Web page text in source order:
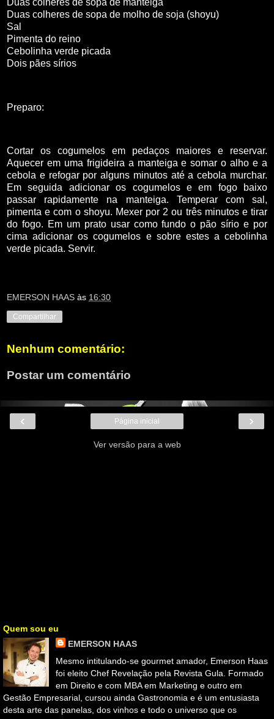
Duas colheres de sopa de manteiga
Duas colheres de sopa de molho de soja (shoyu)
Sal
Pimenta do reino
Cebolinha verde picada
Dois pães sírios
Preparo:
Cortar os cogumelos em pedaços maiores e reservar.
Aquecer em uma frigideira a manteiga e somar o alho e a
cebola e refogar por alguns minutos até a cebola murchar.
Em seguida adicionar os cogumelos e em fogo baixo
passar rapidamente na manteiga. Temperar com sal,
pimenta e com o shoyu. Mexer por 2 ou três minutos e tirar
do fogo. Em um prato usar como fundo o pão sírio e por
cima adicionar os cogumelos e sobre estes a cebolinha
verde picada. Servir.
EMERSON HAAS às 16:30
Compartilhar
Nenhum comentário:
Postar um comentário
‹ ›
Página inicial
Ver versão para a web
Quem sou eu
EMERSON HAAS
Mesmo intitulando-se gourmet amador, Emerson Haas
foi eleito Chef Revelação pela Revista Gula. Formado
em Direito e com MBA em Marketing e outro em
Gestão Empresarial, cursou ainda Gastronomia e é um entusiasta
desta arte das panelas, dos vinhos e todo o universo que os